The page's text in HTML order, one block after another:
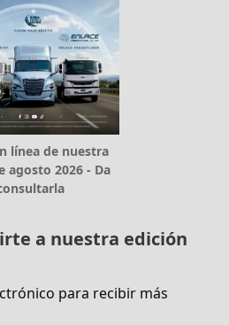
línea de nuestra
agosto 2026 - Da
a nuestra edición
para recibir más